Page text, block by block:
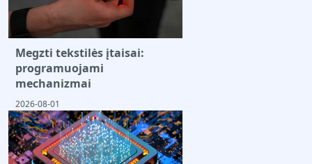
Megzti tekstilės įtaisai:
programuojami
mechanizmai
2026-08-01